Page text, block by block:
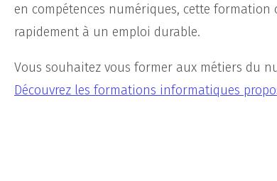
en compétences numériques, cette
rapidement à un emploi durable.
Vous souhaitez vous former aux métiers du
Découvrez les formations informatiques